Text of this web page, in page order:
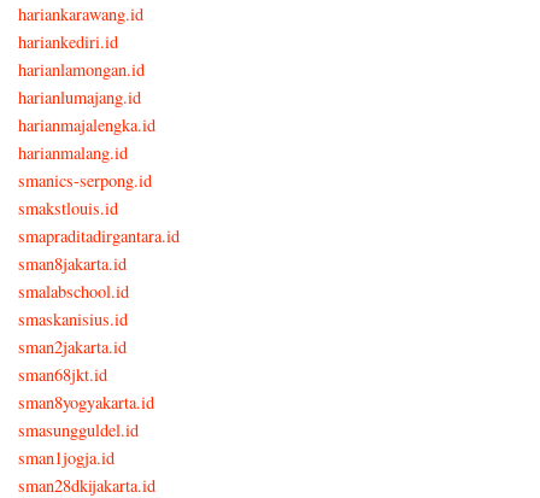
hariankarawang.id
hariankediri.id
harianlamongan.id
harianlumajang.id
harianmajalengka.id
harianmalang.id
smanics-serpong.id
smakstlouis.id
smapraditadirgantara.id
sman8jakarta.id
smalabschool.id
smaskanisius.id
sman2jakarta.id
sman68jkt.id
sman8yogyakarta.id
smasungguldel.id
sman1jogja.id
sman28dkijakarta.id